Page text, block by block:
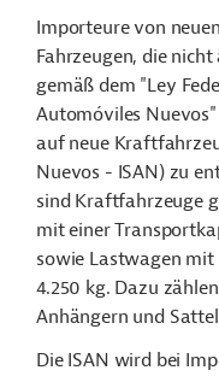
Importeure von
Fahrzeugen, die
gemäß dem "Ley
Automóviles
auf neue
Nuevos - ISAN) zu
sind Kraftfahrzeuge
mit einer
sowie Lastwagen
4.250 kg. Dazu
Anhängern und
Die ISAN wird bei